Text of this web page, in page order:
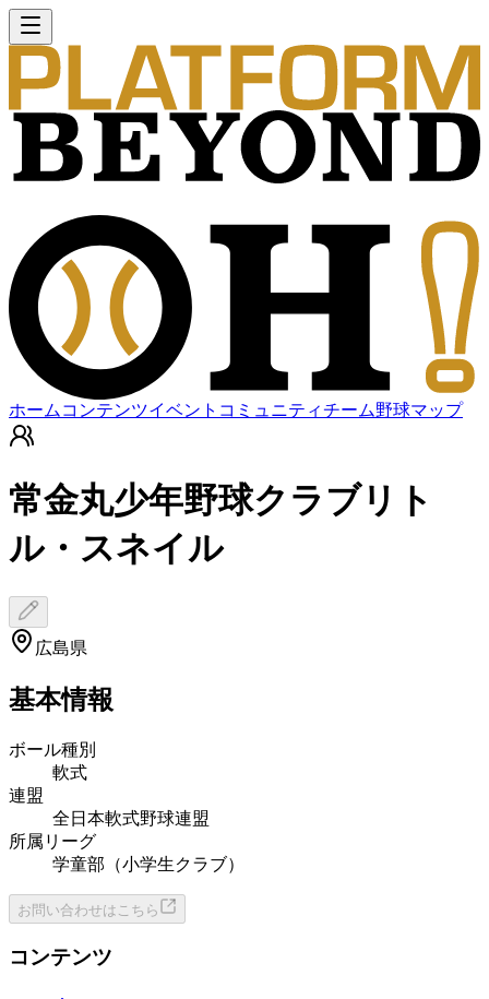
ホーム コンテンツイベント コミュニティチーム野球マップ
常金丸少年野球クラブリト
ル・スネイル
広島県
基本情報
ボール種別
軟式
連盟
全日本軟式野球連盟
所属リーグ
学童部（小学生クラブ）
お問い合わせはこちら
コンテンツ